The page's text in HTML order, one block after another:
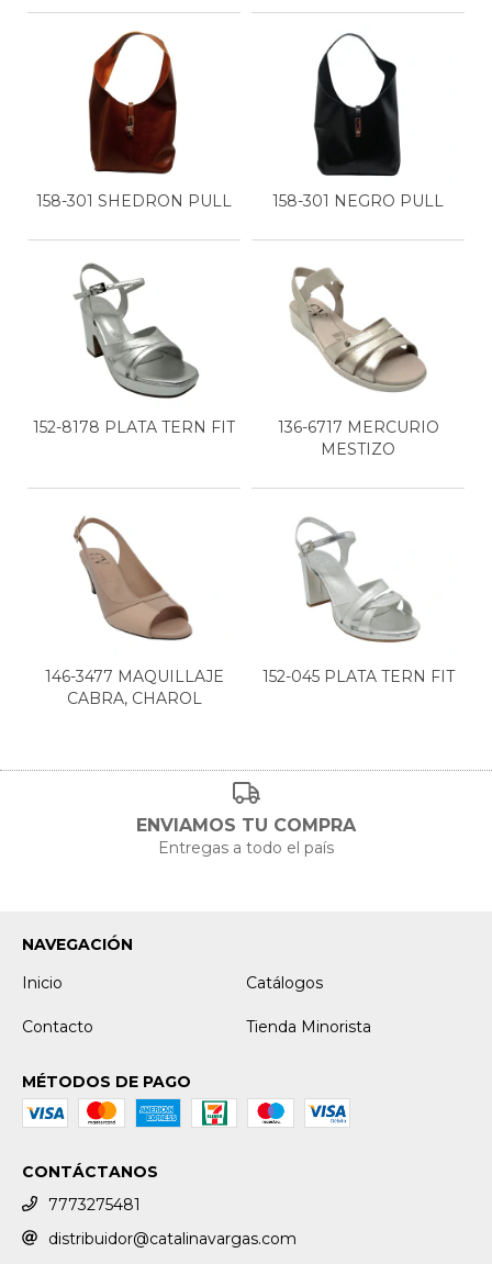
158-301 SHEDRON PULL 158-301 NEGRO PULL
152-8178 PLATA TERN FIT
136-6717 MERCURIO
MESTIZO
146-3477 MAQUILLAJE
CABRA, CHAROL
152-045 PLATA TERN FIT
ENVIAMOS TU COMPRA
Entregas a todo el país
NAVEGACIÓN
Inicio
Catálogos
Contacto Tienda Minorista
MÉTODOS DE PAGO
CONTÁCTANOS
7773275481
distribuidor@catalinavargas.com